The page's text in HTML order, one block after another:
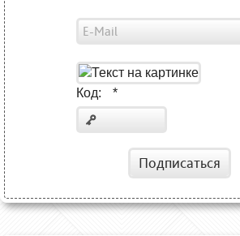
Код: *
Подписаться